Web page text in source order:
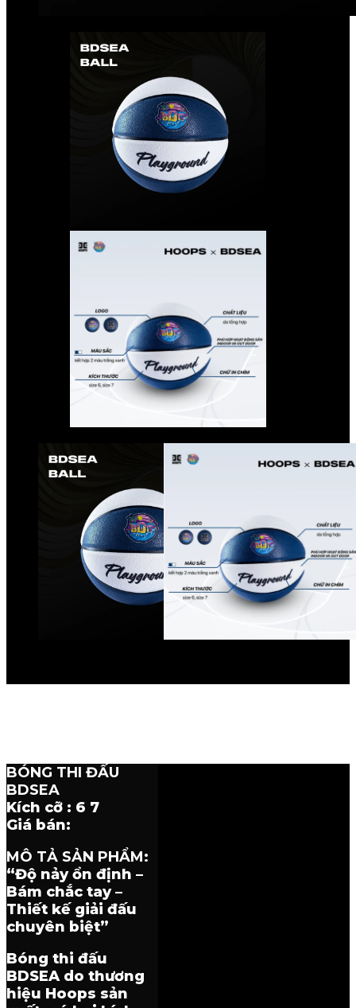
BÓNG THI ĐẤU
BDSEA
Kích cỡ : 6 7
Giá bán:
MÔ TẢ SẢN PHẨM:
“Độ nảy ổn định –
Bám chắc tay –
Thiết kế giải đấu
chuyên biệt”
Bóng thi đấu
BDSEA do thương
hiệu Hoops sản